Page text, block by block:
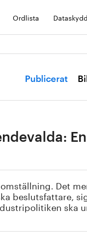
Ordlista
Publicerat
Det
beslutsfattare,
ska